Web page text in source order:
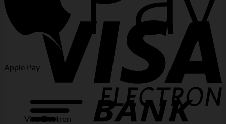
Visa Electron
Apple Pay